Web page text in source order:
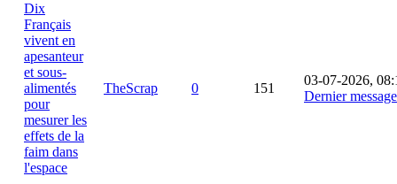
Dix
Français
vivent en
apesanteur
et sous-
alimentés
pour
mesurer les
effets de la
faim dans
l'espace
TheScrap 0 151
03-07-2026,
Dernier message